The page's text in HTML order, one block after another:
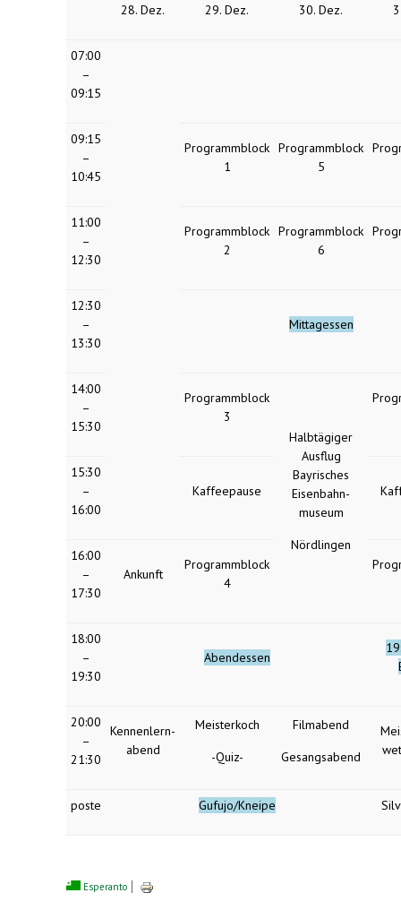
28. Dez. 29. Dez. 30. Dez.
07:00
–
09:15
09:15
–
10:45
Programmblock
1
Programmblock
5
11:00
–
12:30
Programmblock
2
Programmblock
6
12:30
–
13:30
Mittagessen
14:00
–
15:30
Programmblock
3
Halbtägiger
Ausflug
Bayrisches
Eisenbahn-
museum
Nördlingen
15:30
–
16:00
Kaffeepause
16:00
–
17:30
Ankunft
Programmblock
4
18:00
–
19:30
Abendessen
20:00
–
21:30
Kennenlern-
abend
Meisterkoch
-Quiz-
Filmabend
Gesangsabend
poste Gufujo/Kneipe
Esperanto